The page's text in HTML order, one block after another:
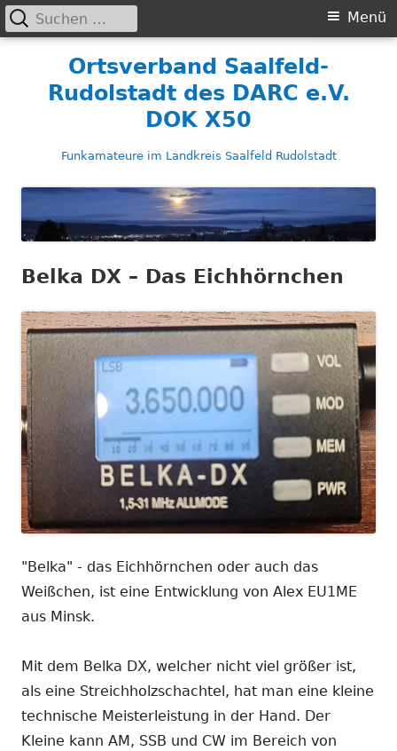
Ortsverband Saalfeld-
Rudolstadt des DARC e.V.
DOK X50
Funkamateure im Landkreis Saalfeld Rudolstadt
Primäres
Menü
Suchen
nach:
Belka DX – Das Eichhörnchen
"Belka" - das Eichhörnchen oder auch das
Weißchen, ist eine Entwicklung von Alex EU1ME
aus Minsk.
Mit dem Belka DX, welcher nicht viel größer ist,
als eine Streichholzschachtel, hat man eine kleine
technische Meisterleistung in der Hand. Der
Kleine kann AM, SSB und CW im Bereich von